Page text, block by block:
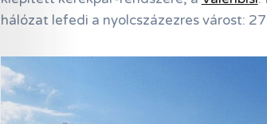
hálózat lefedi a nyolcszázezres várost: